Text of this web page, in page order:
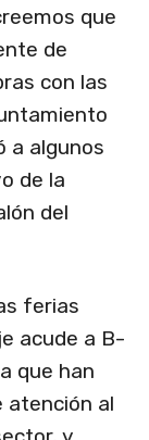
que
de
con las
a algunos
de la
del
ferias
acude a B-
que han
atención al